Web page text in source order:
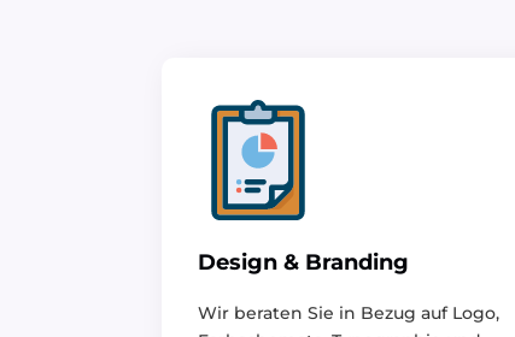
Design & Branding
Wir beraten Sie in Bezug auf Logo,